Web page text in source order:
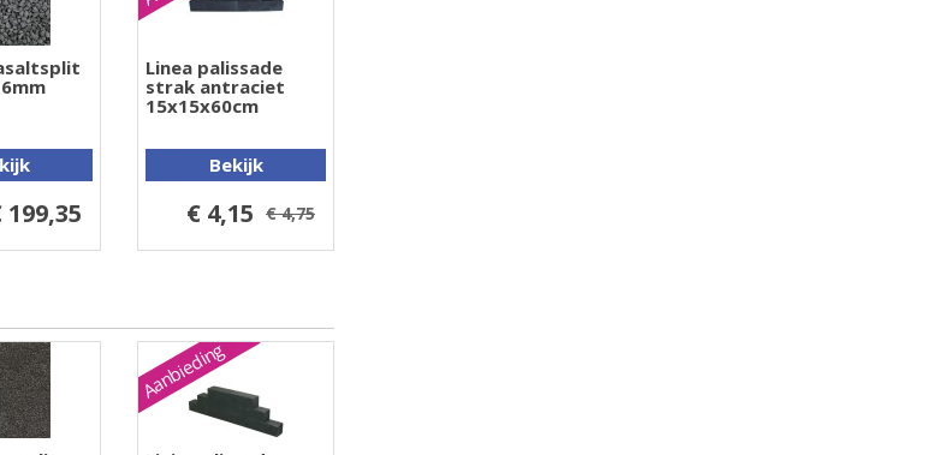
199,35
Linea palissade
strak antraciet
15x15x60cm
Bekijk
€ 4,15 € 4,75
Aanbieding